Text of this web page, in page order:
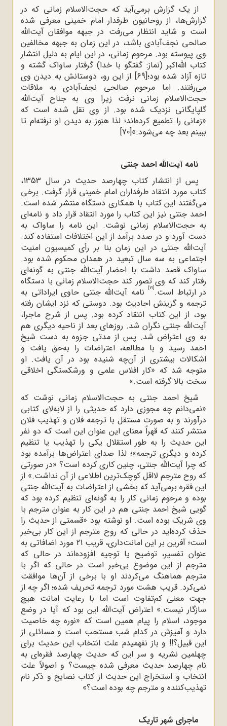
از یک گزارش برمی‌آید که حجت‌الاسلام زمانی که در
گزارش‌ها، از روحانیون طرفدار امام خمینی معرفی شده
است و شاید انتظار می‌رفت در جبهه موافقان آیت‌الله
صالحی نجف‌آبادی باشد، در این زمان به جبهه مخالفین
وی پیوسته بود. مرحوم زمانی، در این ایام به دلیل انتشار
کتاب الله‌اکبر (نماز: گفتگو با خدا) گرفتار ساواک گشته و
تازه آزاد شده بود؛[69]
از این رو، دوستانش به دیدن وی
می‌رفتند. اما مرحوم صالحی نجف‌آبادی به ملاقات
حجت‌الاسلام زمانی نرفت زیرا وی به جناح آیت‌الله
گلپایگانی نزدیک شده بود. از وی نقل شده است که
«زمانی را تطمیع کرده‌اند؛ لذا هنوز به دیدن او نرفته‌ام تا
ببینم بعد چه می‌شود.»[70]
نامه آیت‌الله احمد جنتی
پس از انتشار کتاب چهارصد حدیث در سال 1353،
کتاب مورد انتقاد طرفداران امام خمینی قرار گرفت. برخی
می‌گفتند این کتاب با همکاری دستگاه منتشر شده است.
احمد جنتی نیز این کتاب را مورد انتقاد قرار داد و نامه‌ای
به حجت‌الاسلام زمانی نوشت. این نامه را ساواک به
دست آورد و در صدد برآمد از این اختلافات استفاده کند.
آیت‌الله جنتی در این زمان بنا بر رأی کمیسیون امنیت
اجتماعی به سه سال تبعید در همدان محکوم شده بود.
ساواک قصد داشت با احضار آیت‌الله جنتی به گونه‌ای
رفتار کند که وی تصور کند حجت‌الاسلام زمانی با دستگاه
در ارتباط است. [71]
نامه آیت‌الله جنتی حاوی ایراداتی به
ترجمه و گزینش احادیث بود. دوستی که نزد ایشان رفته
بود، از این کتاب انتقاد کرده بود. پس از شرح ماجرا،
آیت‌الله جنتی نگران شد. روزهای بعد از ناحیه دیگری هم
به وی اعتراض شد. پس از مدتی جزوه به دست شیخ
احمد رسید و با مطالعه، اعتراضات را به‌حق یافت و
اشکالات بیشتری از آن‌چه شنیده بود در آن یافت. او
متوجه شد که «کار افلاس علمی و ورشکستگی اخلاقی
سخت بالا گرفته است.»
شیخ احمد جنتی به حجت‌الاسلام زمانی نوشت که
«نمی‌دانم چه مجوزی دارد که حدیثی را از لابه‌لای کتابی
درآورند و به صورت مستقل با ترجمه فلان و تهذیب فلان
منتشر کنند که قهراً معنای این عنوان این است که دو نفر
این حدیث را به طور استقلال یکی را تهذیب یا تنظیم
کرده و دیگری ترجمه»؛ لذا صدای اعتراض‌ها برآمده بود
که چرا آیت‌الله جنتی، چنین کاری کرده است؟ «در صورتی
که روح مترجم لااقل کوچک‌ترین اطلاعی از آن نداشت.» از
این فقره برمی‌آید که بخشی از اعتراضات به آیت‌الله جنتی
بوده و مرحوم زمانی کار را به گونه‌ای تنظیم کرده بود که
گویی شیخ احمد جنتی هم در این کار به عنوان مترجم با
وی شریک بوده است. او نوشته بود «قسمتی از حدیث را
حذف کرده‌اید در حالی که روح مترجم از این کار بی‌خبر
است؛ آفرین بر این امانت‌داری، قریب 21 مورد اضافاتی به
عنوان تفسیر، توضیح یا توجیه افزوده‌اند در حالی که
مترجم از این موضوع بی‌خبر است در حالی که اگر با
مترجم هماهنگ می‌کردند او با برخی از آن‌ها موافقت
نمی‌کرد. قریب هشت مورد ترجمه تحریف شده؛ اگر چه از
جهت معنی کم‌تفاوت است اما با رعایت امانت هیچ
سازگار نیست.» اعتراض آیت‌الله این بود که آیا در وضع
موجود، اسلام را پیام همین است که «نوره چه خاصیت
دارد و آمیزش در کدام شب مستحب است و مسائلی از
این قبیل؟!! و باز نفهمیدم علت انتخاب این حدیث برای
چهلمین نشریه و سر این که حدیث چهارصد فقره‌ای به
نام چهارصد حدیث معرفی شده چیست؟ و اصولاً علت
انتخاب و استخراج این حدیث از کتاب نصایح و ذکر نام
تهذیب‌کننده و مترجم چه بوده است؟»
ماجرای شهر تاریک